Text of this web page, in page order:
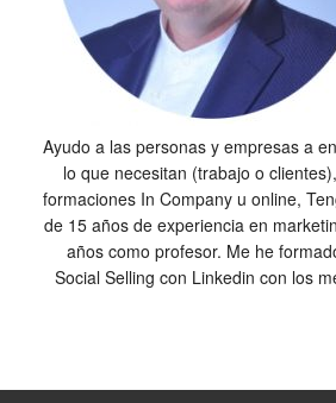
Ayudo a las personas y empresas a
lo que necesitan (trabajo o
formaciones In Company u online,
de 15 años de experiencia en
años como profesor. Me he
Social Selling con Linkedin con los